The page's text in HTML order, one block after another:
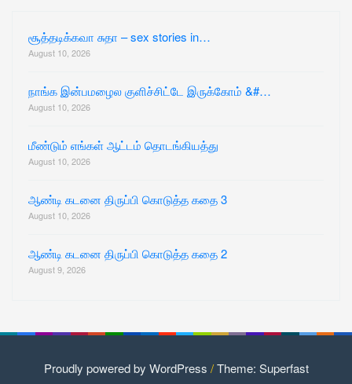
சூத்தடிக்கவா சுதா – sex stories in…
August 10, 2026
நாங்க இன்பமழைல குளிச்சிட்டே இருக்கோம் &#…
August 10, 2026
மீண்டும் எங்கள் ஆட்டம் தொடங்கியத்து
August 10, 2026
ஆண்டி கடனை திருப்பி கொடுத்த கதை 3
August 10, 2026
ஆண்டி கடனை திருப்பி கொடுத்த கதை 2
August 9, 2026
Proudly powered by WordPress /Theme: Superfast